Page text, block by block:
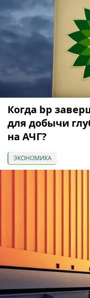
Когда bp
для добычи
на АЧГ?
ЭКОНОМИКА